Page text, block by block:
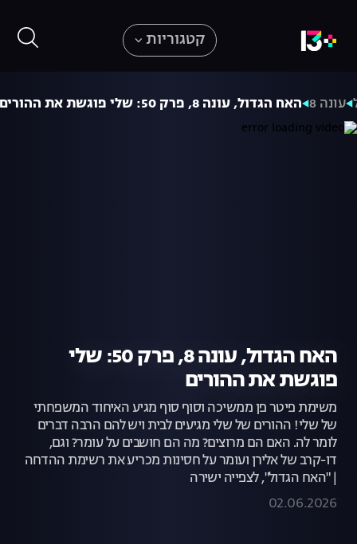
קטגוריות
עונה 8 האח הגדול, עונה 8, פרק 50: שלי פוגשת את ההורים
האח הגדול, עונה 8, פרק 50: שלי
פוגשת את ההורים
משימת פיטר פן ממשיכה וסוף סוף מגיע האיחוד המשפחתי
של שלי! ההורים של שלי מגיעים לבית ויש להם הרבה דברים
לומר לה. האם הם מרוצים? מה הם חושבים על עומר? וגם,
דו-קרב של אלירן ועומר על חסינות מכריע את רשימת ההדחה
| "האח הגדול", לצפייה ישירה
02.06.2026